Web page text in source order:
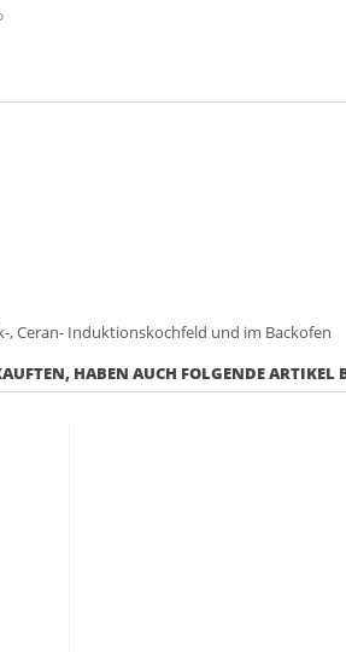
, Ceran- Induktionskochfeld und im Backofen
HABEN AUCH FOLGENDE ARTIKEL